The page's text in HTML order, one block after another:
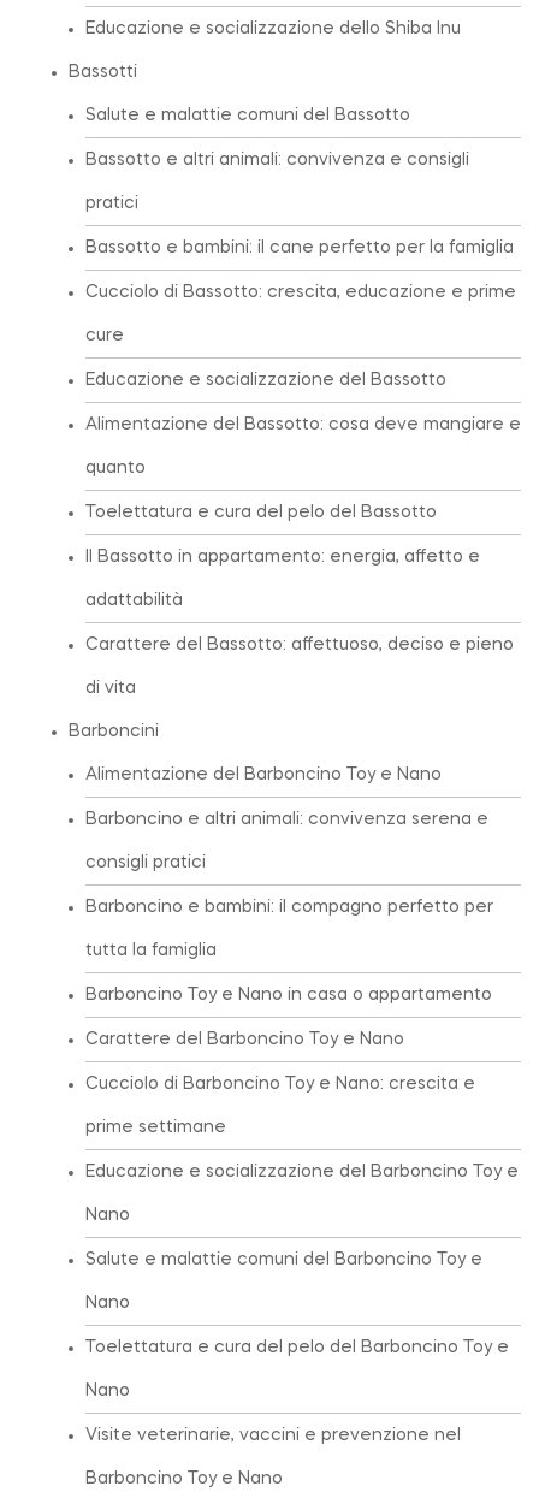
Educazione e socializzazione dello Shiba Inu
Bassotti
Salute e malattie comuni del Bassotto
Bassotto e altri animali: convivenza e consigli
pratici
Bassotto e bambini: il cane perfetto per la famiglia
Cucciolo di Bassotto: crescita, educazione e prime
cure
Educazione e socializzazione del Bassotto
Alimentazione del Bassotto: cosa deve mangiare e
quanto
Toelettatura e cura del pelo del Bassotto
Il Bassotto in appartamento: energia, affetto e
adattabilità
Carattere del Bassotto: affettuoso, deciso e pieno
di vita
Barboncini
Alimentazione del Barboncino Toy e Nano
Barboncino e altri animali: convivenza serena e
consigli pratici
Barboncino e bambini: il compagno perfetto per
tutta la famiglia
Barboncino Toy e Nano in casa o appartamento
Carattere del Barboncino Toy e Nano
Cucciolo di Barboncino Toy e Nano: crescita e
prime settimane
Educazione e socializzazione del Barboncino Toy e
Nano
Salute e malattie comuni del Barboncino Toy e
Nano
Toelettatura e cura del pelo del Barboncino Toy e
Nano
Visite veterinarie, vaccini e prevenzione nel
Barboncino Toy e Nano